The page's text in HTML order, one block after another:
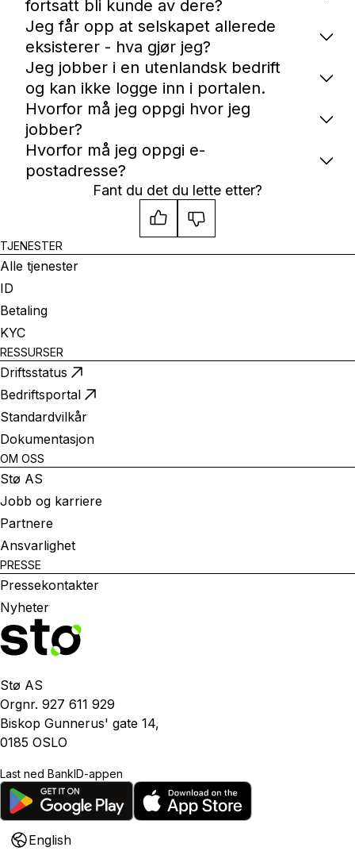
fortsatt bli kunde av dere?
Jeg får opp at selskapet allerede
eksisterer - hva gjør jeg?
Jeg jobber i en utenlandsk bedrift
og kan ikke logge inn i portalen.
Hvorfor må jeg oppgi hvor jeg
jobber?
Hvorfor må jeg oppgi e-
postadresse?
Fant du det du lette etter?
TJENESTER
Alle tjenester
ID
Betaling
KYC
RESSURSER
Driftsstatus
Bedriftsportal
Standardvilkår
Dokumentasjon
OM OSS
Stø AS
Jobb og karriere
Partnere
Ansvarlighet
PRESSE
Pressekontakter
Nyheter
Stø AS
Orgnr. 927 611 929
Biskop Gunnerus' gate 14,
0185 OSLO
Last ned BankID-appen
English